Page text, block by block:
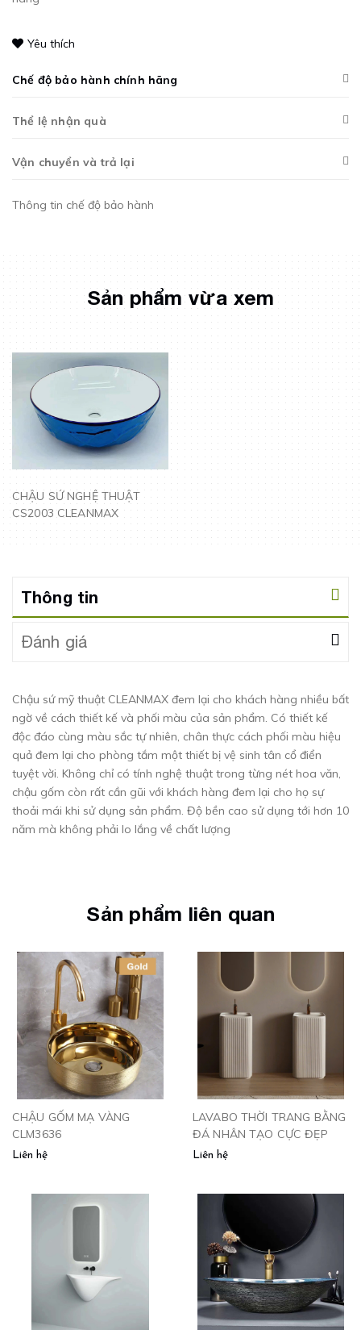
Yêu thích
Chế độ bảo hành chính hãng
Thể lệ nhận quà
Vận chuyển và trả lại
Thông tin chế độ bảo hành
Sản phẩm vừa xem
CHẬU SỨ NGHỆ THUẬT
CS2003 CLEANMAX
Thông tin
Đánh giá
Chậu sứ mỹ thuật CLEANMAX đem lại cho khách hàng nhiều bất
ngờ về cách thiết kế và phối màu của sản phẩm. Có thiết kế
độc đáo cùng màu sắc tự nhiên, chân thực cách phối màu hiệu
quả đem lại cho phòng tắm một thiết bị vệ sinh tân cổ điển
tuyệt vời. Không chỉ có tính nghệ thuật trong từng nét hoa văn,
chậu gốm còn rất cần gũi với khách hàng đem lại cho họ sự
thoải mái khi sử dụng sản phẩm. Độ bền cao sử dụng tới hơn 10
năm mà không phải lo lắng về chất lượng
Sản phẩm liên quan
CHẬU GỐM MẠ VÀNG
CLM3636
Liên hệ
LAVABO THỜI TRANG BẰNG
ĐÁ NHÂN TẠO CỰC ĐẸP
Liên hệ